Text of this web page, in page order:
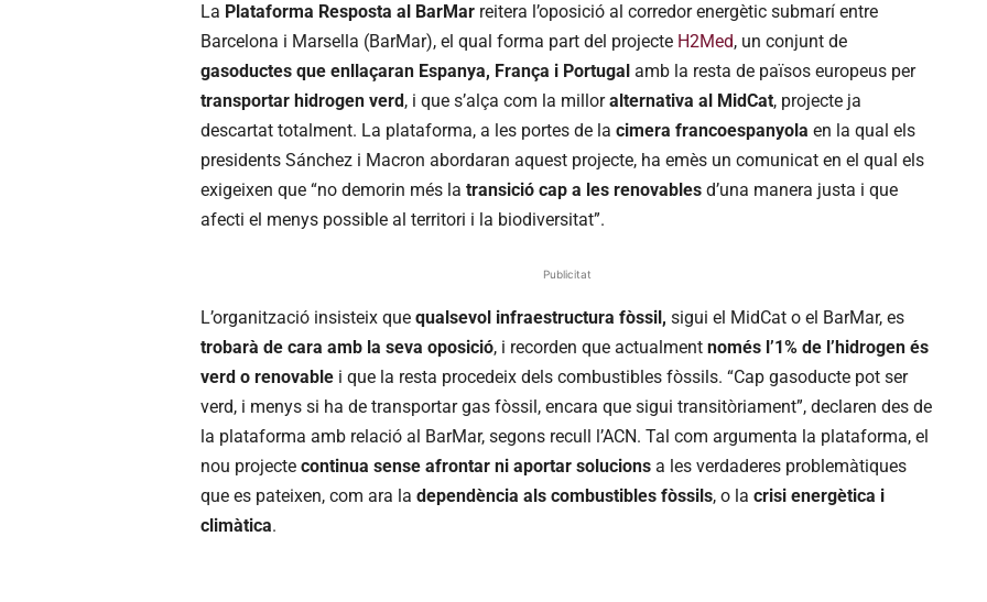
La Plataforma Resposta al BarMar reitera l’oposició al corredor energètic submarí entre
Barcelona i Marsella (BarMar), el qual forma part del projecte H2Med, un conjunt de
gasoductes que enllaçaran Espanya, França i Portugal amb la resta de països europeus per
transportar hidrogen verd, i que s’alça com la milloralternativa al MidCat, projecte ja
descartat totalment. La plataforma, a les portes de la cimera francoespanyola en la qual els
presidents Sánchez i Macron abordaran aquest projecte, ha emès un comunicat en el qual els
exigeixen que “no demorin més la transició cap a les renovables d’una manera justa i que
afecti el menys possible al territori i la biodiversitat”.
Publicitat
L’organització insisteix que qualsevol infraestructura fòssil, sigui el MidCat o el BarMar, es
trobarà de cara amb la seva oposició, i recorden que actualment només l’1% de l’hidrogen és
verd o renovable i que la resta procedeix dels combustibles fòssils. “Cap gasoducte pot ser
verd, i menys si ha de transportar gas fòssil, encara que sigui transitòriament”, declaren des de
la plataforma amb relació al BarMar, segons recull l’ACN. Tal com argumenta la plataforma, el
nou projecte continua sense afrontar ni aportar solucions a les verdaderes problemàtiques
que es pateixen, com ara la dependència als combustibles fòssils, o la crisi energètica i
climàtica.